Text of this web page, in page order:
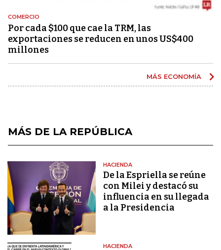
COMERCIO
Por cada $100 que cae la TRM, las
exportaciones se reducen en unos US$400
millones
MÁS ECONOMÍA
MÁS DE LA REPÚBLICA
HACIENDA
De la Espriella se reúne
con Milei y destacó su
influencia en su llegada
a la Presidencia
HACIENDA